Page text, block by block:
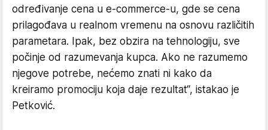
određivanje cena u e-commerce-u, gde se cena
prilagođava u realnom vremenu na osnovu različitih
parametara. Ipak, bez obzira na tehnologiju, sve
počinje od razumevanja kupca. Ako ne razumemo
njegove potrebe, nećemo znati ni kako da
kreiramo promociju koja daje rezultat“, istakao je
Petković.